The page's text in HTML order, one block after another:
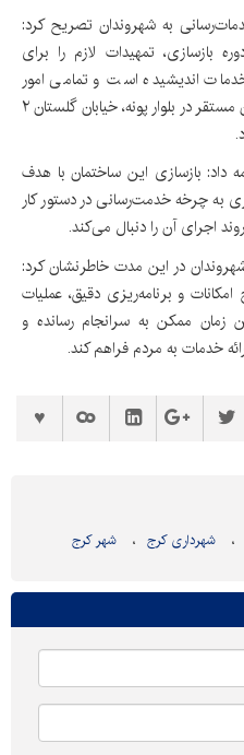
به شهروندان تصریح کرد:
۵ در طول دوره بازسازی، تمهیدات لازم را برای
اندیشیده است و تمامی امور
مربوط به مراجعان همچنان در ساختمان مستقر در بلوار پونه، خیابان گلستان ۲
کرج ادامه داد: بازسازی این ساختمان با هدف
به چرخه خدمت‌رسانی در دستور کار
اجرای آن را دنبال می‌کند.
در این مدت خاطرنشان کرد:
با بسیج امکانات و برنامه‌ریزی دقیق، عملیات
زمان ممکن به سرانجام رسانده و
خدمات به مردم فراهم کند.
شهرداری کرج شهر کرج